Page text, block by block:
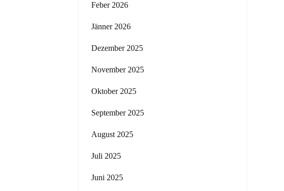
Feber 2026
Jänner 2026
Dezember 2025
November 2025
Oktober 2025
September 2025
August 2025
Juli 2025
Juni 2025